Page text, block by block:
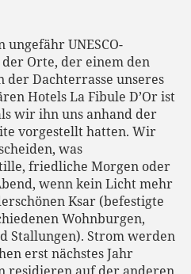
UNESCO-
Orte, der einem den
der Dachterrasse unseres
Hotels La Fibule D’Or ist
wir ihn uns anhand der
vorgestellt hatten. Wir
was
friedliche Morgen oder
wenn kein Licht mehr
Ksar (befestigte
Wohnburgen,
Stallungen). Strom werden
erst nächstes Jahr